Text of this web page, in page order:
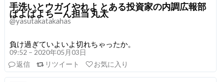
手洗いとウガイやれよ とある投資家の内調広報部
ぱよぱよちーん担当 丸太
@yasutakatakahas
負け過ぎていよいよ切れちゃったか。
09:52 – 2020年05月03日
返信
リツイート お気に入り